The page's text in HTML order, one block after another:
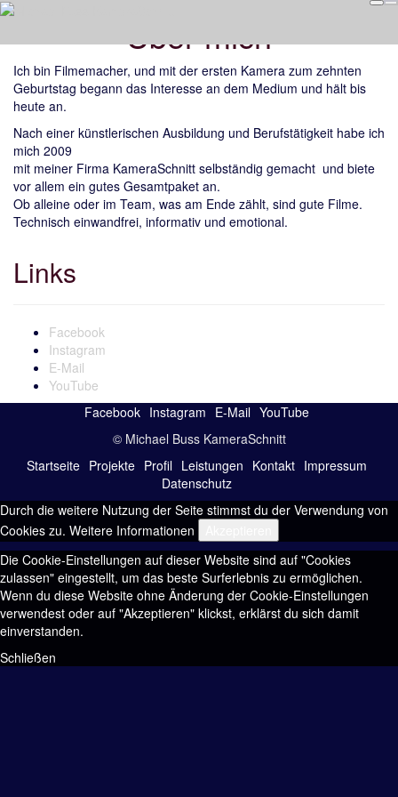
Über mich
Ich bin Filmemacher, und mit der ersten Kamera zum zehnten
Geburtstag begann das Interesse an dem Medium und hält bis
heute an.
Nach einer künstlerischen Ausbildung und Berufstätigkeit habe ich
mich 2009
mit meiner Firma KameraSchnitt selbständig gemacht und biete
vor allem ein gutes Gesamtpaket an.
Ob alleine oder im Team, was am Ende zählt, sind gute Filme.
Technisch einwandfrei, informativ und emotional.
Links
Facebook
Instagram
E-Mail
YouTube
Facebook Instagram E-Mail YouTube
© Michael Buss KameraSchnitt
Startseite Projekte Profil Leistungen Kontakt Impressum
Datenschutz
Durch die weitere Nutzung der Seite stimmst du der Verwendung von
Cookies zu. Weitere Informationen
Die Cookie-Einstellungen auf dieser Website sind auf "Cookies
zulassen" eingestellt, um das beste Surferlebnis zu ermöglichen.
Wenn du diese Website ohne Änderung der Cookie-Einstellungen
verwendest oder auf "Akzeptieren" klickst, erklärst du sich damit
einverstanden.
Schließen